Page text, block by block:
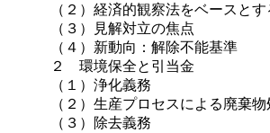
（２）経済的観察法をベースとす
（３）見解対立の焦点
（４）新動向：解除不能基準
２ 環境保全と引当金
（１）浄化義務
（２）生産プロセスによる廃棄物
（３）除去義務